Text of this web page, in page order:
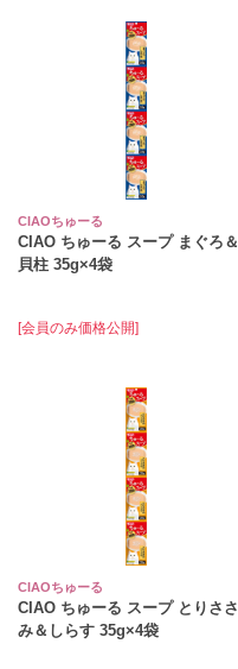
CIAOちゅーる
CIAO ちゅーる スープ まぐろ＆
貝柱 35g×4袋
[会員のみ価格公開]
CIAOちゅーる
CIAO ちゅーる スープ とりささ
み＆しらす 35g×4袋